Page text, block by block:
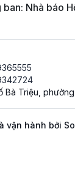
Nhà báo
Bà Triệu,
vận hành bởi